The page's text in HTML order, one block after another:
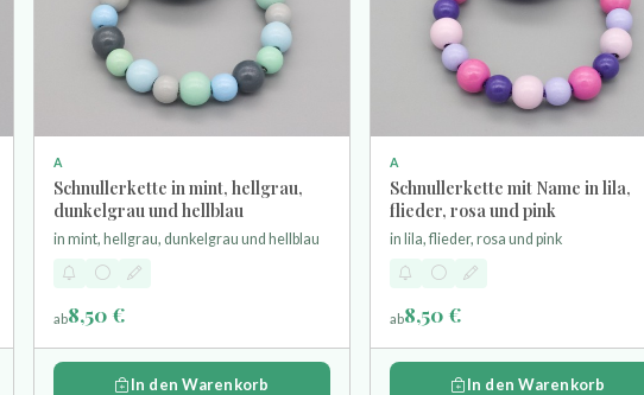
A
Schnullerkette in mint, hellgrau,
dunkelgrau und hellblau
in mint, hellgrau, dunkelgrau und hellblau
ab8,50 €
In den Warenkorb
A
Schnullerkette mit Name in lila,
flieder, rosa und pink
in lila, flieder, rosa und pink
ab8,50 €
In den Warenkorb